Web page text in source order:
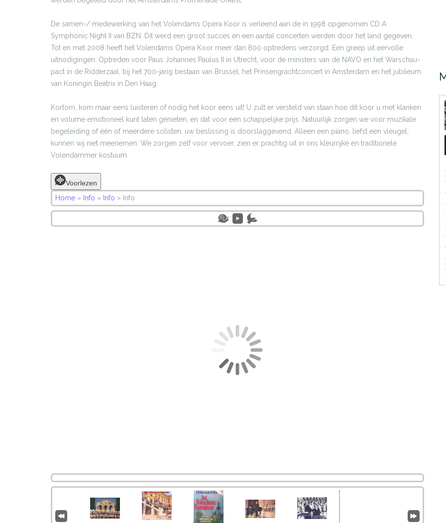
De samen-/ medewerking van het Volendams Opera Koor is verleend aan de in 1998 opgenomen CD A
Symphonic Night II van BZN. Dit werd een groot succes en een aantal concerten werden door het land gegeven.
Tot en met 2008 heeft het Volendams Opera Koor meer dan 800 optredens verzorgd. Een greep uit eervolle
uitnodigingen: Optreden voor Paus Johannes Paulus II in Utrecht, voor de ministers van de NAVO en het Warschau-
pact in de Ridderzaal, bij het 700-jarig bestaan van Brussel, het Prinsengrachtconcert in Amsterdam en het jubileum
van Koningin Beatrix in Den Haag.
Kortom, kom maar eens luisteren of nodig het koor eens uit! U zult er versteld van staan hoe dit koor u met klanken
en volume emotioneel kunt laten genieten, en dat voor een schappelijke prijs. Natuurlijk zorgen we voor muzikale
begeleiding of één of meerdere solisten, uw beslissing is doorslaggevend. Alleen een piano, liefst een vleugel,
kunnen wij niet meenemen. We zorgen zelf voor vervoer, zien er prachtig uit in ons kleurrijke en traditionele
Volendammer kostuum.
Voorlezen
Home » Info » Info » Info